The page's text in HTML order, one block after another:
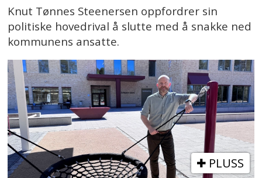
Knut Tønnes Steenersen oppfordrer sin
politiske hovedrival å slutte med å snakke ned
kommunens ansatte.
PLUSS